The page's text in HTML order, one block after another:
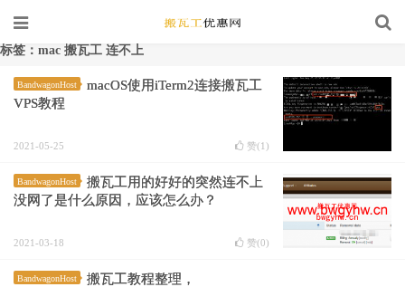
标签：mac 搬瓦工 连不上
BandwagonHost
macOS使用iTerm2连接搬瓦工
VPS教程
2021-05-25 赞(1 )
BandwagonHost
搬瓦工用的好好的突然连不上
没网了是什么原因，应该怎么办？
2021-03-18 赞(0)
BandwagonHost
搬瓦工教程整理，